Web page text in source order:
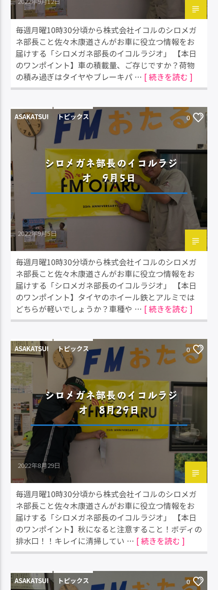
毎週月曜10時30分頃から株式会社イコルのシロメガ
ネ部長こと佐々木康道さんがお車に役立つ情報をお
届けする「シロメガネ部長のイコルラジオ」 【本日
のワンポイント】車の積載量、ご存じですか？荷物
の積み過ぎはタイヤやブレーキパ … [ 続きを読む ]
ASAKATSU! トピックス 0
シロメガネ部長のイコルラジ
オ 9月5日
2022年9月5日
毎週月曜10時30分頃から株式会社イコルのシロメガ
ネ部長こと佐々木康道さんがお車に役立つ情報をお
届けする「シロメガネ部長のイコルラジオ」 【本日
のワンポイント】タイヤのホイール鉄とアルミでは
どちらが軽いでしょうか？車種や … [ 続きを読む ]
ASAKATSU! トピックス 0
シロメガネ部長のイコルラジ
オ 8月29日
2022年8月29日
毎週月曜10時30分頃から株式会社イコルのシロメガ
ネ部長こと佐々木康道さんがお車に役立つ情報をお
届けする「シロメガネ部長のイコルラジオ」 【本日
のワンポイント】秋になると注意すること！ボディの
排水口！！キレイに清掃してい … [ 続きを読む ]
ASAKATSU! トピックス 0